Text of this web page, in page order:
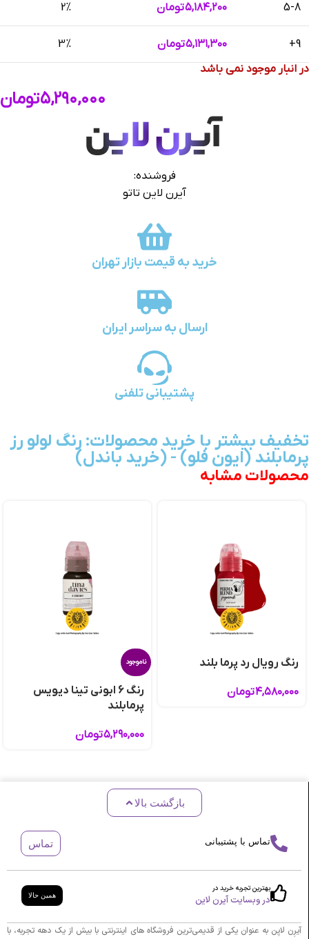
5-8 ۵,۱۸۴,۲۰۰تومان 2%
9+ ۵,۱۳۱,۳۰۰تومان
3%
در انبار موجود نمی باشد
۵,۲۹۰,۰۰۰تومان
فروشنده:
آیرن لاین تاتو
خرید به قیمت بازار تهران
ارسال به سراسر ایران
پشتیبانی تلفنی
تخفیف بیشتر با خرید محصولات: رنگ لولو رز
پرمابلند (ایون فلو) - (خرید باندل)
محصولات مشابه
رنگ رویال رد پرما بلند
۴,۵۸۰,۰۰۰تومان
ناموجود
رنگ 6 ابونی تینا دیویس
پرمابلند
۵,۲۹۰,۰۰۰تومان
بازگشت بالا
تماس با پشتیبانی تماس
بهترین تجربه خرید در
در وبسایت آیرن لاین همین حالا
آیرِن لایِن به عنوان یکی از قدیمی‌ترین فروشگاه های اینترنتی با بیش از یک دهه تجربه، با